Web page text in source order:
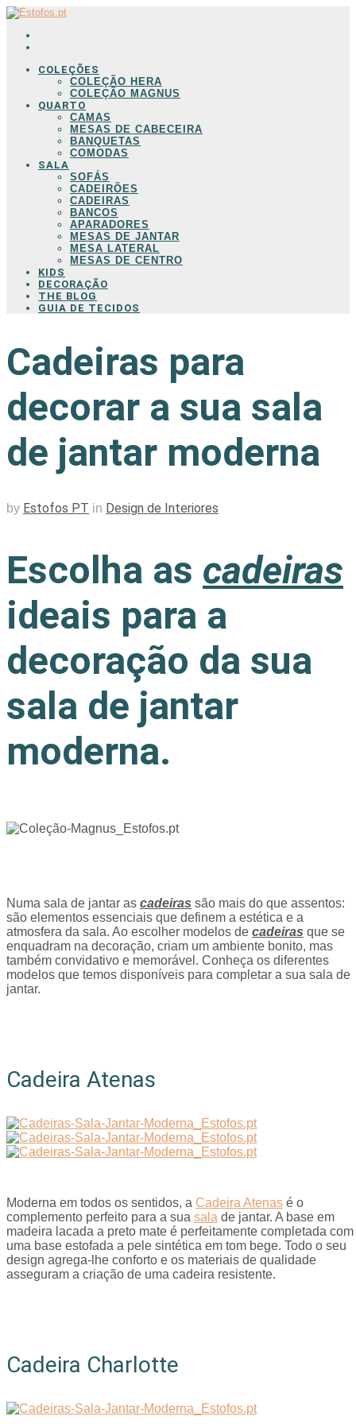
COLEÇÕES
COLEÇÃO HERA
COLEÇÃO MAGNUS
QUARTO
CAMAS
MESAS DE CABECEIRA
BANQUETAS
COMODAS
SALA
SOFÁS
CADEIRÕES
CADEIRAS
BANCOS
APARADORES
MESAS DE JANTAR
MESA LATERAL
MESAS DE CENTRO
KIDS
DECORAÇÃO
THE BLOG
GUIA DE TECIDOS
Cadeiras para
decorar a sua sala
de jantar moderna
by Estofos PT in Design de Interiores
Escolha as cadeiras
ideais para a
decoração da sua
sala de jantar
moderna.
Numa sala de jantar as cadeiras são mais do que assentos:
são elementos essenciais que definem a estética e a
atmosfera da sala. Ao escolher modelos de cadeiras que se
enquadram na decoração, criam um ambiente bonito, mas
também convidativo e memorável. Conheça os diferentes
modelos que temos disponíveis para completar a sua sala de
jantar.
Cadeira Atenas
Moderna em todos os sentidos, a Cadeira Atenas é o
complemento perfeito para a sua sala de jantar. A base em
madeira lacada a preto mate é perfeitamente completada com
uma base estofada a pele sintética em tom bege. Todo o seu
design agrega-lhe conforto e os materiais de qualidade
asseguram a criação de uma cadeira resistente.
Cadeira Charlotte